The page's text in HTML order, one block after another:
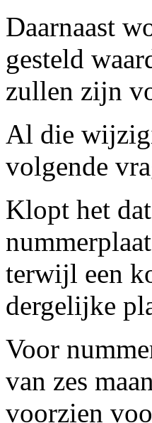
Daarnaast
gesteld
zullen zijn
Al die
volgende
Klopt het
terwijl een
dergelijke
Voor
van zes
voorzien